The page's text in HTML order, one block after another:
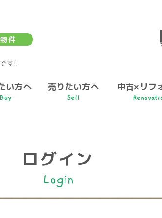
件
です!
い方へ
Buy
売りたい方へ
Sell
中古×リフ
ログイン
Login